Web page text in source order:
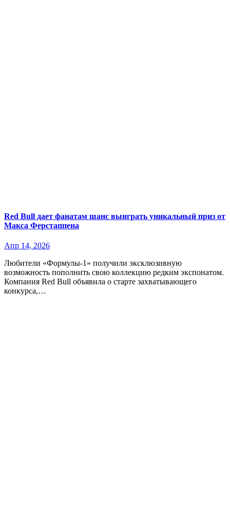
Red Bull дает фанатам шанс выиграть уникальный приз от
Макса Ферстаппена
Апр 14, 2026
Любители «Формулы-1» получили эксклюзивную
возможность пополнить свою коллекцию редким экспонатом.
Компания Red Bull объявила о старте захватывающего
конкурса,…